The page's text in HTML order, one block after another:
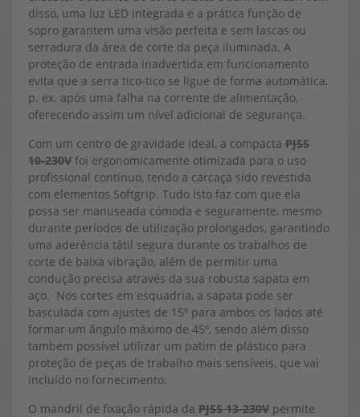
disso, uma luz LED integrada e a prática função de
sopro garantem uma visão perfeita e sem lascas ou
serradura da área de corte da peça iluminada. A
proteção de entrada inadvertida em funcionamento
evita que a serra tico-tico se ligue de forma automática,
p. ex. após uma falha na corrente de alimentação,
oferecendo assim um nível adicional de segurança.
Com um centro de gravidade ideal, a compacta PJSS
10‑230V foi ergonomicamente otimizada para o uso
profissional contínuo, tendo a carcaça sido revestida
com elementos Softgrip. Tudo isto faz com que ela
possa ser manuseada cómoda e seguramente, mesmo
durante períodos de utilização prolongados, garantindo
uma aderência tátil segura durante os trabalhos de
corte de baixa vibração, além de permitir uma
condução precisa através da sua robusta sapata em
aço. Nos cortes em esquadria, a sapata pode ser
basculada com ajustes de 15º para ambos os lados até
formar um ângulo máximo de 45º, sendo além disso
também possível utilizar um patim de plástico para
proteção de peças de trabalho mais sensíveis, que vai
incluído no fornecimento.
O mandril de fixação rápida da PJSS 13-230V permite